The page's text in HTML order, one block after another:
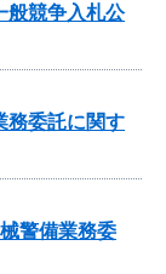
般競争入札公
務委託に関す
警備業務委